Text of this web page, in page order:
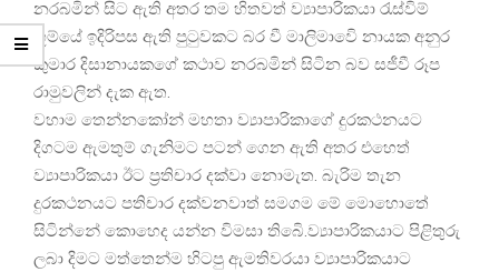
නරබමින් සිට ඇති අතර තම හිතවත් ව්‍යාපාරිකයා රැස්විම්
භූම්යේ ඉදිරිපස ඇති පුටුවකට බර වී මාලිමාවෙි නායක අනුර
කුමාර දිසානායකගේ කථාව නරබමින් සිටින බව සජීවී රූප
රාමුවලින් දැක ඇත.
වහාම තෙන්නකෝන් මහතා ව්‍යාපාරිකාගේ දුරකථනයට
දිගටම ඇමතුම් ගැනිමට පටන් ගෙන ඇති අතර එහෙත්
ව්‍යාපාරිකයා ඊට ප්‍රතිචාර දක්වා නොමැත. බැරිම තැන
දුරකථනයට පතිචාර දක්වනවාත් සමගම මේ මොහොතේ
සිටින්නේ කොහෙද යන්න විමසා තිබෙි.ව්‍යාපාරිකයාට පිළිතුරු
ලබා දිමට මත්තෙන්ම හිටපු ඇමතිවරයා ව්‍යාපාරිකයාට